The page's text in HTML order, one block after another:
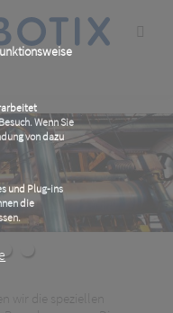
Wenn Sie
von dazu
und Plug-ins
die
wir die speziellen